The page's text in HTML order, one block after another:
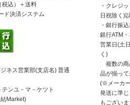
税込）＋送料
ジネス営業部(支店名) 普通
ンユ－マ－ケツト
Market)
・クレジ
日祝除く)
・銀行振
銀行ATM
営業日(土
く)
複数の商
品が揃って
(※メーカ
発送に準
もござい